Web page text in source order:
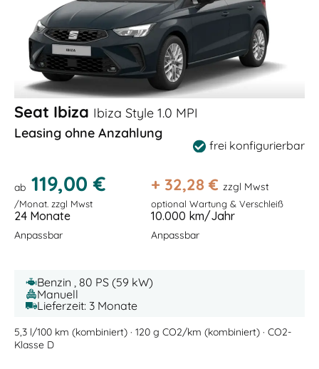
Seat Ibiza Ibiza Style 1.0 MPI
Leasing ohne Anzahlung
frei konfigurierbar
ab 119,00 €
/Monat. zzgl Mwst
+ 32,28 € zzgl Mwst
optional Wartung & Verschleiß
24 Monate
Anpassbar
10.000 km/Jahr
Anpassbar
Benzin , 80 PS (59 kW)
Manuell
Lieferzeit: 3 Monate
5,3 l/100 km (kombiniert) · 120 g CO2/km (kombiniert) · CO2-
Klasse D